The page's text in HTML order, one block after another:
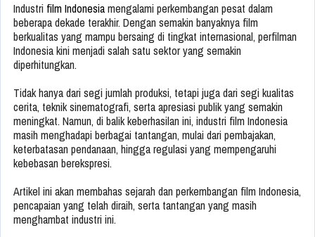
Industri film Indonesiamengalami perkembangan pesat dalam
beberapa dekade terakhir. Dengan semakin banyaknya film
berkualitas yang mampu bersaing di tingkat internasional, perfilman
Indonesia kini menjadi salah satu sektor yang semakin
diperhitungkan.
Tidak hanya dari segi jumlah produksi, tetapi juga dari segi kualitas
cerita, teknik sinematografi, serta apresiasi publik yang semakin
meningkat. Namun, di balik keberhasilan ini, industri film Indonesia
masih menghadapi berbagai tantangan, mulai dari pembajakan,
keterbatasan pendanaan, hingga regulasi yang mempengaruhi
kebebasan berekspresi.
Artikel ini akan membahas sejarah dan perkembangan film Indonesia,
pencapaian yang telah diraih, serta tantangan yang masih
menghambat industri ini.